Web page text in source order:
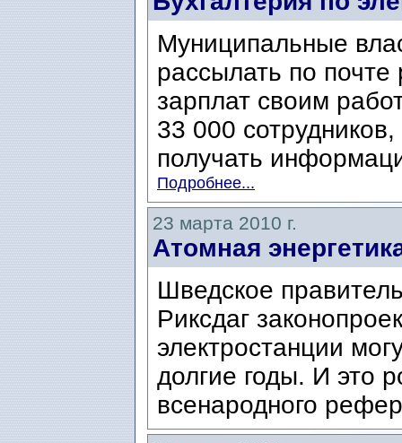
Муниципальные
рассылать по почте
зарплат своим
33 000
получать
Подробнее...
23 марта 2010 г.
Атомная
Шведское
Риксдаг
электростанции
долгие годы. И это
всенародного